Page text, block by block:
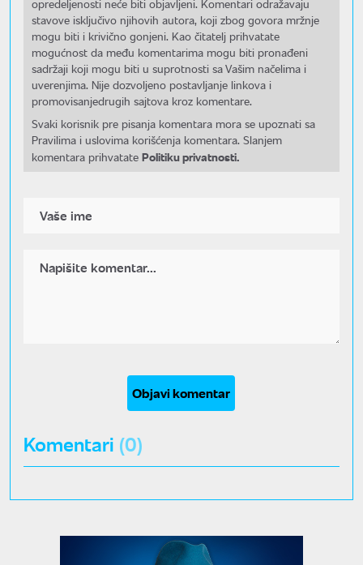
opredeljenosti neće biti objavljeni. Komentari odražavaju
stavove isključivo njihovih autora, koji zbog govora mržnje
mogu biti i krivično gonjeni. Kao čitatelj prihvatate
mogućnost da među komentarima mogu biti pronađeni
sadržaji koji mogu biti u suprotnosti sa Vašim načelima i
uverenjima. Nije dozvoljeno postavljanje linkova i
promovisanjedrugih sajtova kroz komentare.
Svaki korisnik pre pisanja komentara mora se upoznati sa
Pravilima i uslovima korišćenja komentara. Slanjem
komentara prihvatate Politiku privatnosti.
Objavi komentar
Komentari (0)